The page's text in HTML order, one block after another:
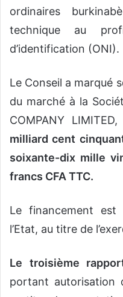
ordinaires
technique au
d’identification (ONI).
Le Conseil a marqué
du marché à la
COMPANY
milliard cent
soixante-dix mille
francs CFA TTC.
Le financement
l’Etat, au titre de
Le troisième
portant autorisation